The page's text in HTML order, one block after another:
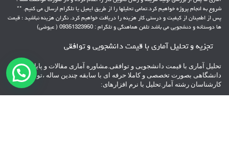
شروع به انجام پروژه خواهیم کرد.تمامی تحلیلها را از طریق ایمیل یا تلگرام ارسال می کنیم. **
پس از اطمینان از کیفیت و درستی کار هزینه را دریافت خواهیم کرد. نگران هزینه نباشید ؛ قیمت
ها دوستانه و دنشجویی می باشد تلفن هماهنگی و تلگرام : 09351323950 ( عیوضی)
تجزیه و تحلیل آماری با قیمت دانشجویی و توافقی
تحلیل آماری با قیمت دانشجویی و توافقی.مشاوره آماری مقالات و پایانامه های
دانشگاهی بصورت تخصصی و کاملا حرفه ای با سابقه چندین ساله ،توسط
کارشناسان رشته آمار.تحلیل با نرم افزارهای: